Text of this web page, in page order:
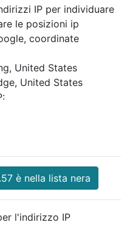
IP per individuare
le posizioni ip
coordinate
United States
United States
è nella lista nera
l'indirizzo IP